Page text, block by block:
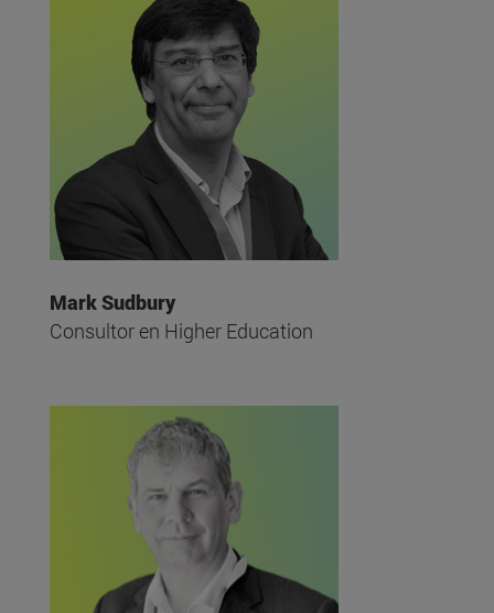
Mark Sudbury
Consultor en Higher Education